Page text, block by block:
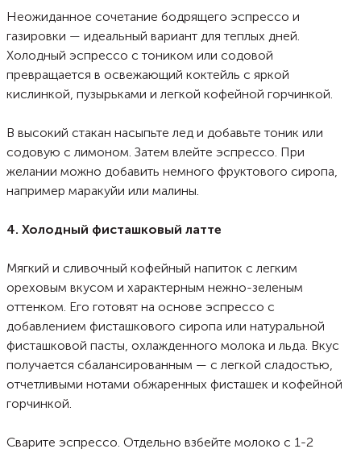
Неожиданное сочетание бодрящего эспрессо и
газировки — идеальный вариант для теплых дней.
Холодный эспрессо с тоником или содовой
превращается в освежающий коктейль с яркой
кислинкой, пузырьками и легкой кофейной горчинкой.
В высокий стакан насыпьте лед и добавьте тоник или
содовую с лимоном. Затем влейте эспрессо. При
желании можно добавить немного фруктового сиропа,
например маракуйи или малины.
4. Холодный фисташковый латте
Мягкий и сливочный кофейный напиток с легким
ореховым вкусом и характерным нежно-зеленым
оттенком. Его готовят на основе эспрессо с
добавлением фисташкового сиропа или натуральной
фисташковой пасты, охлажденного молока и льда. Вкус
получается сбалансированным — с легкой сладостью,
отчетливыми нотами обжаренных фисташек и кофейной
горчинкой.
Сварите эспрессо. Отдельно взбейте молоко с 1-2